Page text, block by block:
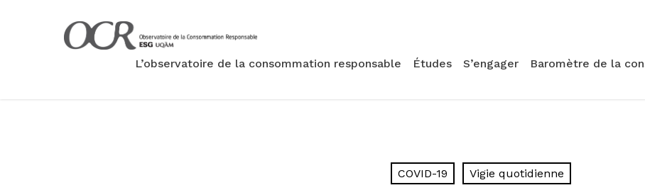
L’observatoire de la consommation responsable Études S’engager Baromètre de la
COVID-19 Vigie quotidienne